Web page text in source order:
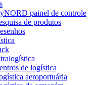
painel de controle
de produtos
de logística
aeroportuária